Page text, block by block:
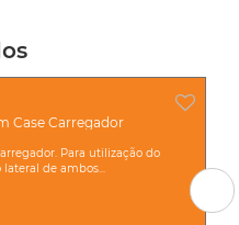
Case Carregador
Para utilização do
de ambos...